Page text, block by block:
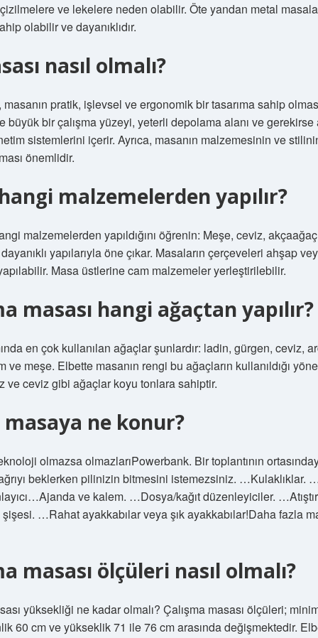
ve lekelere neden olabilir. Öte yandan metal
olabilir ve dayanıklıdır.
nasıl olmalı?
pratik, işlevsel ve ergonomik bir tasarıma sahip
büyük bir çalışma yüzeyi, yeterli depolama alanı ve gerekirse
sistemlerini içerir. Ayrıca, masanın malzemesinin ve
önemlidir.
malzemelerden yapılır?
malzemelerden yapıldığını öğrenin: Meşe, ceviz,
yapılarıyla öne çıkar. Masaların çerçeveleri ahşap
Masa üstlerine cam malzemeler yerleştirilebilir.
masası hangi ağaçtan yapılır?
en çok kullanılan ağaçlar şunlardır: ladin, gürgen, ceviz,
ve meşe. Elbette masanın rengi bu ağaçların kullanıldığı
ve ceviz gibi ağaçlar koyu tonlara sahiptir.
ne konur?
olmazsa olmazlarıPowerbank. Bir toplantının
beklerken pilinizin bitmesini istemezsiniz. …Kulaklıklar.
ve kalem. …Dosya/kağıt düzenleyiciler.
…Rahat ayakkabılar veya şık ayakkabılar!Daha fazla
masası ölçüleri nasıl olmalı?
yüksekliği ne kadar olmalı? Çalışma masası ölçüleri;
60 cm ve yükseklik 71 ile 76 cm arasında değişmektedir.